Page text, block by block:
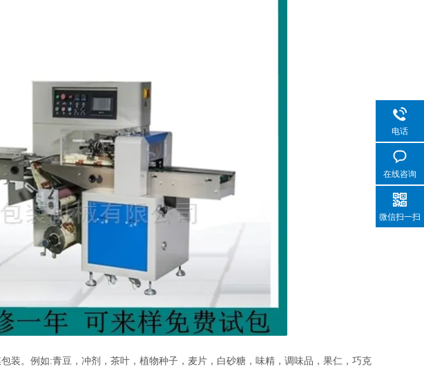
。例如:青豆，冲剂，茶叶，植物种子，麦片，白砂糖，味精，调味品，果仁，巧克
电话
在线咨询
微信扫一扫